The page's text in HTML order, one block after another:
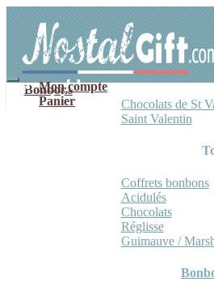
navigation
contenu
Mon compte
Panier
Bonbons
Chocolats de St
Saint Valentin
Coffrets bonbons
Acidulés
Chocolats
Réglisse
Guimauve /